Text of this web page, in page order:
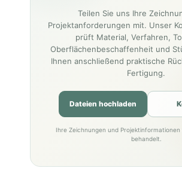
Teilen Sie uns Ihre
Projektanforderungen mit. Unser
prüft Material, Verfahren,
Oberflächenbeschaffenheit und
Ihnen anschließend praktische
Fertigung.
Dateien hochladen
Ihre Zeichnungen und
behandelt.